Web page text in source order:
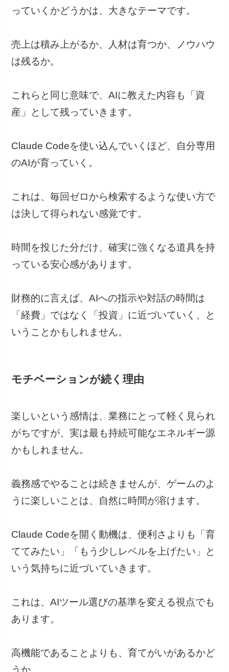
っていくかどうかは、大きなテーマです。
売上は積み上がるか、人材は育つか、ノウハウ
は残るか。
これらと同じ意味で、AIに教えた内容も「資
産」として残っていきます。
Claude Codeを使い込んでいくほど、自分専用
のAIが育っていく。
これは、毎回ゼロから検索するような使い方で
は決して得られない感覚です。
時間を投じた分だけ、確実に強くなる道具を持
っている安心感があります。
財務的に言えば、AIへの指示や対話の時間は
「経費」ではなく「投資」に近づいていく、と
いうことかもしれません。
モチベーションが続く理由
楽しいという感情は、業務にとって軽く見られ
がちですが、実は最も持続可能なエネルギー源
かもしれません。
義務感でやることは続きませんが、ゲームのよ
うに楽しいことは、自然に時間が溶けます。
Claude Codeを開く動機は、便利さよりも「育
ててみたい」「もう少しレベルを上げたい」と
いう気持ちに近づいていきます。
これは、AIツール選びの基準を変える視点でも
あります。
高機能であることよりも、育てがいがあるかど